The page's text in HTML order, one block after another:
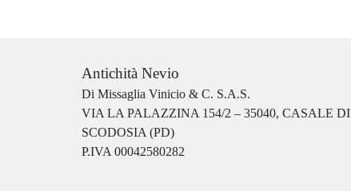
Antichità Nevio
Di Missaglia Vinicio & C. S.A.S.
VIA LA PALAZZINA 154/2 – 35040, CASALE DI
SCODOSIA (PD)
P.IVA 00042580282